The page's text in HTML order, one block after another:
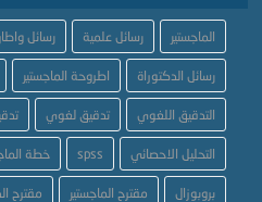
الماجستير رسائل علمية رسائل
رسائل الدكتوراة اطروحة الماجستير
التدقيق اللغوي تدقيق لغوي
التحليل الاحصائي spss خطة
بروبوزال مقترح الماجستير مقترح